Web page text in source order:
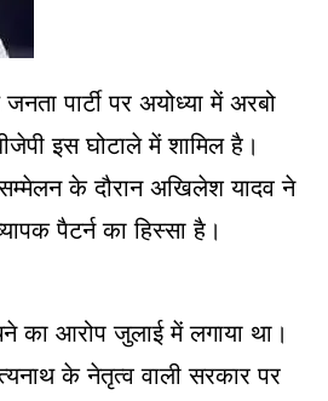
पार्टी पर अयोध्या में अरबो
इस घोटाले में शामिल है।
के दौरान अखिलेश यादव ने
पैटर्न का हिस्सा है।
का आरोप जुलाई में लगाया था।
के नेतृत्व वाली सरकार पर